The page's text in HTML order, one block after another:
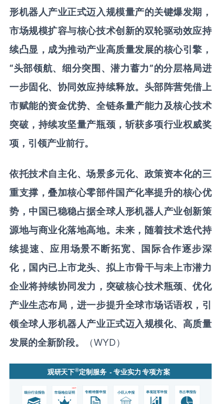
形机器人产业正式迈入规模量产的关键爆发期，
市场规模扩容与核心技术创新的双轮驱动效应持
续凸显，成为推动产业高质量发展的核心引擎，
“头部领航、细分突围、潜力蓄力”的分层格局进
一步固化、协同效应持续释放。头部阵营凭借上
市赋能的资金优势、全链条量产能力及核心技术
突破，持续攻坚量产瓶颈，斩获多项行业权威奖
项，引领产业前行。
依托技术自主化、场景多元化、政策资本化的三
重支撑，叠加核心零部件国产化率提升的核心优
势，中国已稳稳占据全球人形机器人产业创新策
源地与商业化落地高地。未来，随着技术迭代持
续提速、应用场景不断拓宽、国际合作逐步深
化，国内已上市龙头、拟上市骨干与未上市潜力
企业将持续协同发力，突破核心技术瓶颈、优化
产业生态布局，进一步提升全球市场话语权，引
领全球人形机器人产业正式迈入规模化、高质量
发展的全新阶段。
（WYD）